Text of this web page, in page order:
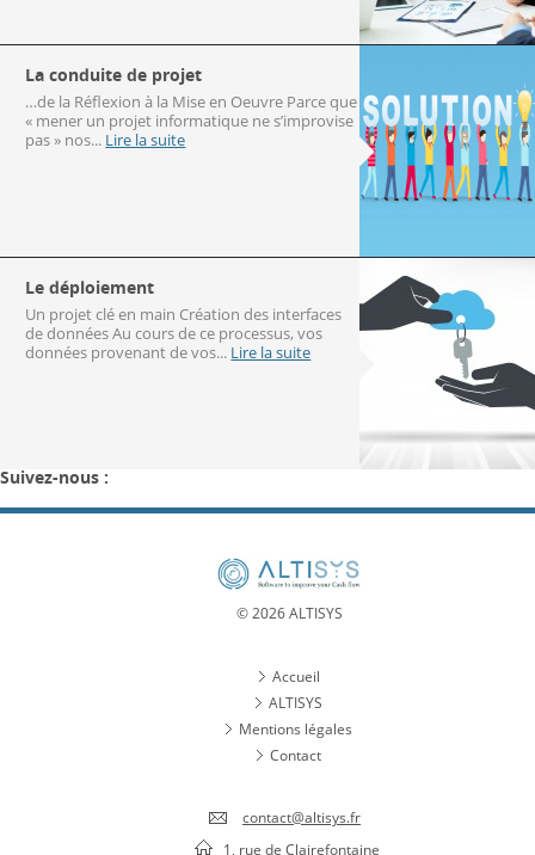
La conduite de projet
…de la Réflexion à la Mise en Oeuvre Parce que
« mener un projet informatique ne s’improvise
pas » nos... Lire la suite
Le déploiement
Un projet clé en main Création des interfaces
de données Au cours de ce processus, vos
données provenant de vos... Lire la suite
Suivez-nous :
© 2026 ALTISYS
Accueil
ALTISYS
Mentions légales
Contact
contact@altisys.fr
1, rue de Clairefontaine